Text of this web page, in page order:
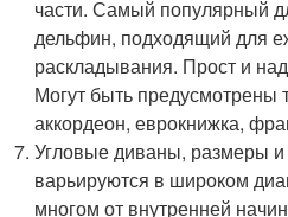
части. Самый популярный
дельфин, подходящий для
раскладывания. Прост и
Могут быть предусмотрены
аккордеон, еврокнижка,
Угловые диваны, размеры
варьируются в широком
многом от внутренней